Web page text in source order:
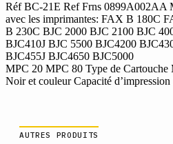
21E
Réf BC-21E Ref Frns 0899A002AA
avec les imprimantes: FAX B 180C
B 230C BJC 2000 BJC 2100 BJC
BJC410J BJC 5500 BJC4200
BJC455J BJC4650 BJC5000
MPC 20 MPC 80 Type de Cartouche
Noir et couleur Capacité d’impression
AUTRES PRODUITS